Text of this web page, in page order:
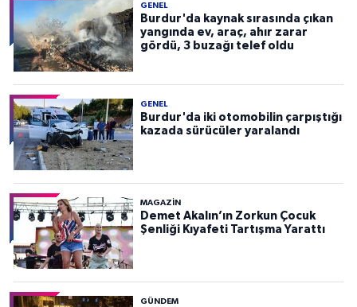
GENEL
Burdur'da kaynak sırasında çıkan
yangında ev, araç, ahır zarar
gördü, 3 buzağı telef oldu
GENEL
Burdur'da iki otomobilin çarpıştığı
kazada sürücüler yaralandı
MAGAZİN
Demet Akalın’ın Zorkun Çocuk
Şenliği Kıyafeti Tartışma Yarattı
GÜNDEM